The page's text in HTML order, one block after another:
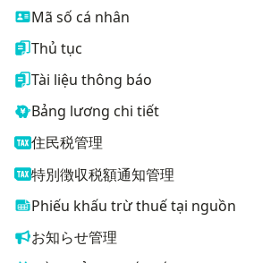
Mã số cá nhân
Thủ tục
Tài liệu thông báo
Bảng lương chi tiết
住民税管理
特別徴収税額通知管理
Phiếu khấu trừ thuế tại nguồn
お知らせ管理